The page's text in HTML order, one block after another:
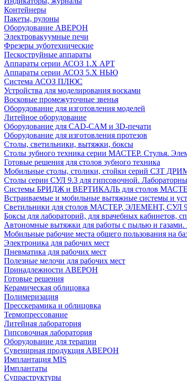
Контейнеры
Пакеты, рулоны
Оборудование АВЕРОН
Электровакуумные печи
Фрезеры зуботехнические
Пескоструйные аппараты
Аппараты серии АСОЗ 1.Х АРТ
Аппараты серии АСОЗ 5.Х НЬЮ
Система АСОЗ ПЛЮС
Устройства для моделирования восками
Восковые промежуточные звенья
Оборудование для изготовления моделей
Литейное оборудование
Оборудование для CAD-CAM и 3D-печати
Оборудование для изготовления протезов
Cтолы, светильники, вытяжки, боксы
Столы зубного техника серии МАСТЕР. Стулья.
Готовые решения для столов зубного техника
Мобильные столы, столики, стойки серий СЗТ
Столы серии СУЛ 9.3 для гипсовочной.
Системы БРИДЖ и ВЕРТИКАЛЬ для столов
Встраиваемые и мобильные вытяжные системы и
Светильники для столов МАСТЕР, ЭЛЕМЕНТ, СУЛ
Боксы для лабораторий, для врачебных кабинетов,
Автономные вытяжки для работы с пылью и
Мобильные рабочие места общего пользования на
Электроника для рабочих мест
Пневматика для рабочих мест
Полезные мелочи для рабочих мест
Принадлежности АВЕРОН
Готовые решения
Керамическая облицовка
Полимеризация
Пресскерамика и облицовка
Термопрессование
Литейная лаборатория
Гипсовочная лаборатория
Оборудование для терапии
Сувенирная продукция АВЕРОН
Имплантация MIS
Имплантаты
Супраструктуры